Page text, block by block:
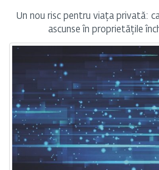
Un nou risc pentru viața privată:
ascunse în proprietățile